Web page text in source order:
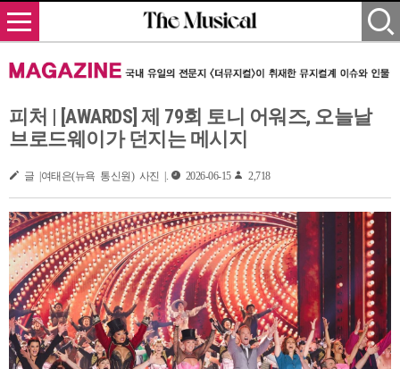
피처 | [AWARDS] 제 79회 토니 어워즈, 오늘날
브로드웨이가 던지는 메시지
글 |여태은(뉴욕 통신원) 사진 |. 2026-06-15 2,718